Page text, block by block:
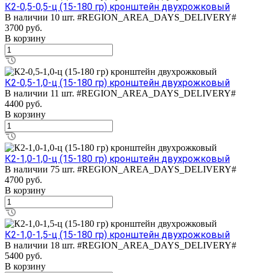
К2-0,5-0,5-ц (15-180 гр) кронштейн двухрожковый
В наличии 10 шт. #REGION_AREA_DAYS_DELIVERY#
3700 руб.
В корзину
К2-0,5-1,0-ц (15-180 гр) кронштейн двухрожковый
В наличии 11 шт. #REGION_AREA_DAYS_DELIVERY#
4400 руб.
В корзину
К2-1,0-1,0-ц (15-180 гр) кронштейн двухрожковый
В наличии 75 шт. #REGION_AREA_DAYS_DELIVERY#
4700 руб.
В корзину
К2-1,0-1,5-ц (15-180 гр) кронштейн двухрожковый
В наличии 18 шт. #REGION_AREA_DAYS_DELIVERY#
5400 руб.
В корзину